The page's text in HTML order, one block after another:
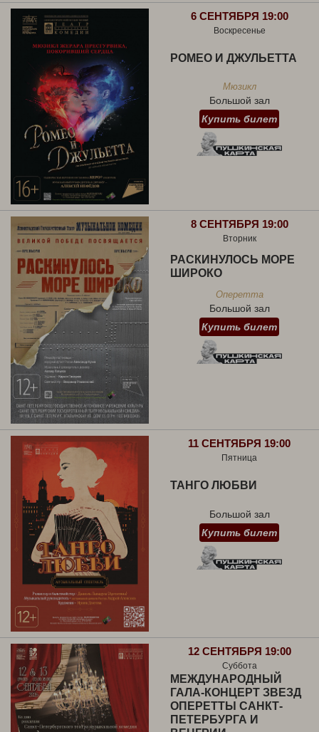
6 СЕНТЯБРЯ 19:00
Воскресенье
РОМЕО И ДЖУЛЬЕТТА
Мюзикл
Большой зал
Купить билет
8 СЕНТЯБРЯ 19:00
Вторник
РАСКИНУЛОСЬ МОРЕ
ШИРОКО
Оперетта
Большой зал
Купить билет
11 СЕНТЯБРЯ 19:00
Пятница
ТАНГО ЛЮБВИ
Большой зал
Купить билет
12 СЕНТЯБРЯ 19:00
Суббота
МЕЖДУНАРОДНЫЙ
ГАЛА-КОНЦЕРТ ЗВЕЗД
ОПЕРЕТТЫ САНКТ-
ПЕТЕРБУРГА И